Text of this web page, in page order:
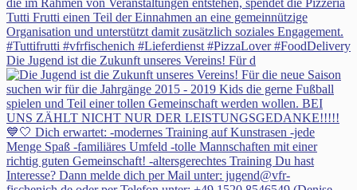
Die Jugend ist die Zukunft unseres Vereins! Für d